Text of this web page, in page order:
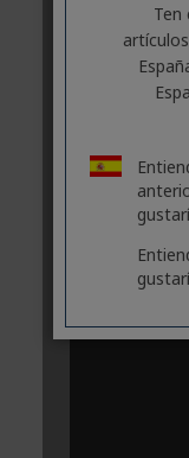
Ten